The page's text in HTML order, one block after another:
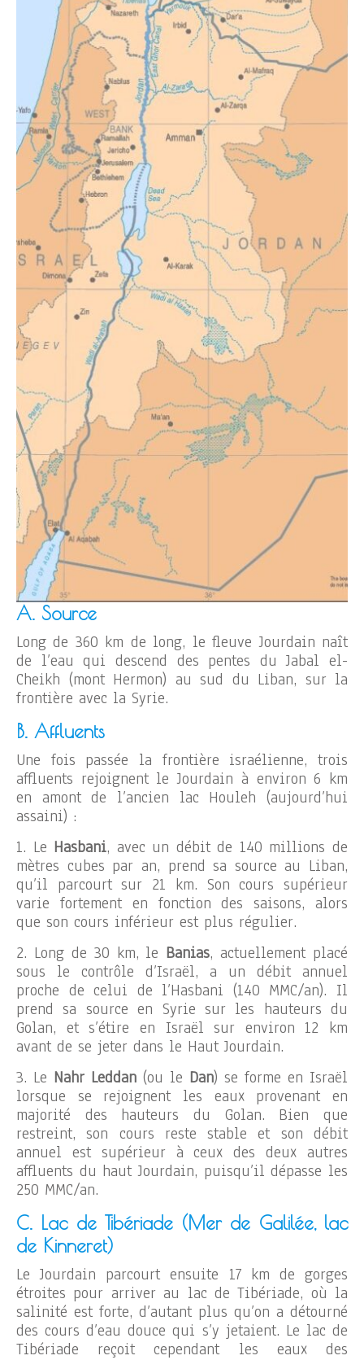
A. Source
Long de 360 km de long, le fleuve Jourdain naît
de l’eau qui descend des pentes du Jabal el-
Cheikh (mont Hermon) au sud du Liban, sur la
frontière avec la Syrie.
B. Affluents
Une fois passée la frontière israélienne, trois
affluents rejoignent le Jourdain à environ 6 km
en amont de l’ancien lac Houleh (aujourd’hui
assaini) :
1. Le Hasbani, avec un débit de 140 millions de
mètres cubes par an, prend sa source au Liban,
qu’il parcourt sur 21 km. Son cours supérieur
varie fortement en fonction des saisons, alors
que son cours inférieur est plus régulier.
2. Long de 30 km, le Banias, actuellement placé
sous le contrôle d’Israël, a un débit annuel
proche de celui de l’Hasbani (140 MMC/an). Il
prend sa source en Syrie sur les hauteurs du
Golan, et s’étire en Israël sur environ 12 km
avant de se jeter dans le Haut Jourdain.
3. Le Nahr Leddan (ou le Dan) se forme en Israël
lorsque se rejoignent les eaux provenant en
majorité des hauteurs du Golan. Bien que
restreint, son cours reste stable et son débit
annuel est supérieur à ceux des deux autres
affluents du haut Jourdain, puisqu’il dépasse les
250 MMC/an.
C. Lac de Tibériade (Mer de Galilée, lac
de Kinneret)
Le Jourdain parcourt ensuite 17 km de gorges
étroites pour arriver au lac de Tibériade, où la
salinité est forte, d’autant plus qu’on a détourné
des cours d’eau douce qui s’y jetaient. Le lac de
Tibériade reçoit cependant les eaux des